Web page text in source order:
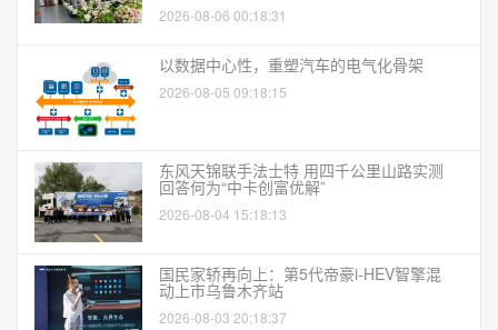
2026-08-06 00:18:31
以数据中心性，重塑汽车的电气化骨架
2026-08-05 09:18:15
东风天锦联手法士特 用四千公里山路实测
回答何为“中卡创富优解”
2026-08-04 15:18:13
国民家轿再向上：第5代帝豪i-HEV智擎混
动上市乌鲁木齐站
2026-08-03 20:18:37